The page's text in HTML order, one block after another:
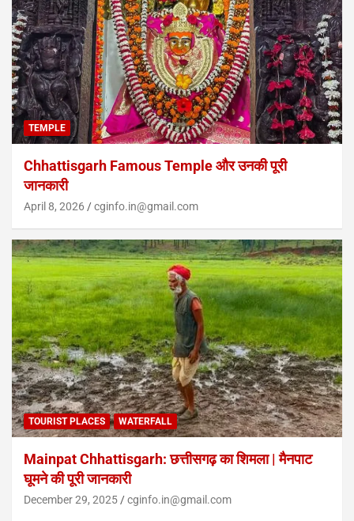
TEMPLE
Chhattisgarh Famous Temple और उनकी पूरी
जानकारी
April 8, 2026 cginfo.in@gmail.com
TOURIST PLACES WATERFALL
Mainpat Chhattisgarh: छत्तीसगढ़ का शिमला | मैनपाट
घूमने की पूरी जानकारी
December 29, 2025 cginfo.in@gmail.com